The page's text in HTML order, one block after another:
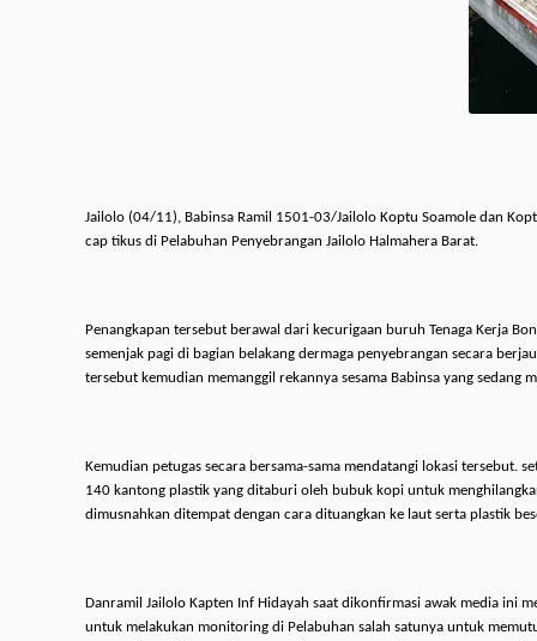
Jailolo (04/11), Babinsa Ramil 1501-03/Jailolo Koptu Soamole dan
cap tikus di Pelabuhan Penyebrangan Jailolo Halmahera Barat.
Penangkapan tersebut berawal dari kecurigaan buruh Tenaga Kerja
semenjak pagi di bagian belakang dermaga penyebrangan secara
tersebut kemudian memanggil rekannya sesama Babinsa yang sedang
Kemudian petugas secara bersama-sama mendatangi lokasi tersebut.
140 kantong plastik yang ditaburi oleh bubuk kopi untuk
dimusnahkan ditempat dengan cara dituangkan ke laut serta plastik
Danramil Jailolo Kapten Inf Hidayah saat dikonfirmasi awak media ini
untuk melakukan monitoring di Pelabuhan salah satunya untuk